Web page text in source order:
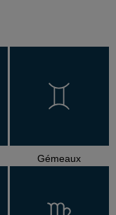
Gémeaux